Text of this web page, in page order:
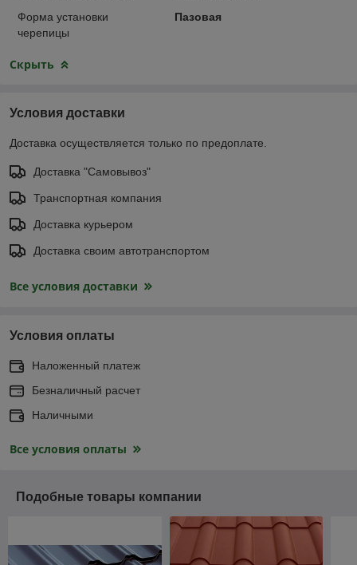
Форма установки
черепицы
Пазовая
Скрыть
Условия доставки
Доставка осуществляется только по предоплате.
Доставка "Самовывоз"
Транспортная компания
Доставка курьером
Доставка своим автотранспортом
Все условия доставки
Условия оплаты
Наложенный платеж
Безналичный расчет
Наличными
Все условия оплаты
Подобные товары компании